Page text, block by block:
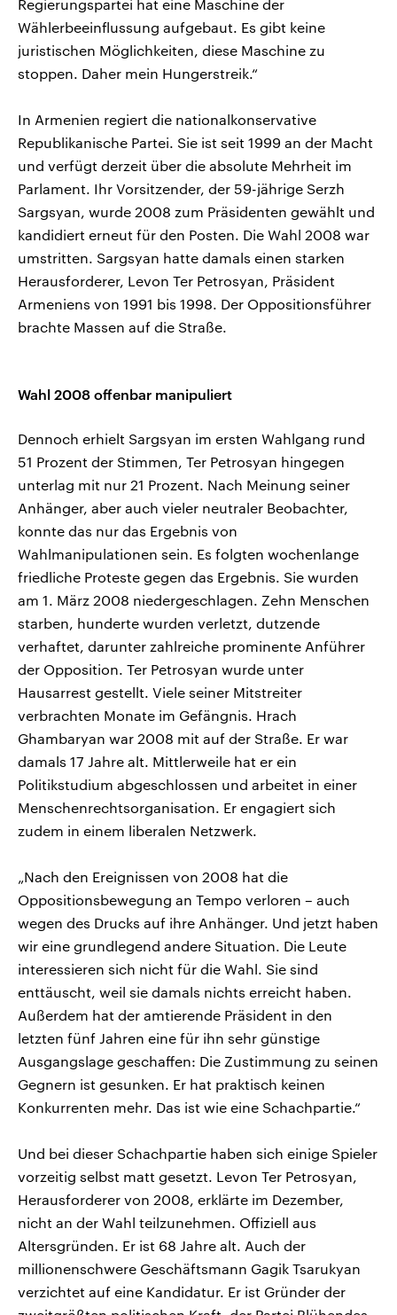
Regierungspartei hat eine Maschine der
Wählerbeeinflussung aufgebaut. Es gibt keine
juristischen Möglichkeiten, diese Maschine zu
stoppen. Daher mein Hungerstreik.“
In Armenien regiert die nationalkonservative
Republikanische Partei. Sie ist seit 1999 an der Macht
und verfügt derzeit über die absolute Mehrheit im
Parlament. Ihr Vorsitzender, der 59-jährige Serzh
Sargsyan, wurde 2008 zum Präsidenten gewählt und
kandidiert erneut für den Posten. Die Wahl 2008 war
umstritten. Sargsyan hatte damals einen starken
Herausforderer, Levon Ter Petrosyan, Präsident
Armeniens von 1991 bis 1998. Der Oppositionsführer
brachte Massen auf die Straße.
Wahl 2008 offenbar manipuliert
Dennoch erhielt Sargsyan im ersten Wahlgang rund
51 Prozent der Stimmen, Ter Petrosyan hingegen
unterlag mit nur 21 Prozent. Nach Meinung seiner
Anhänger, aber auch vieler neutraler Beobachter,
konnte das nur das Ergebnis von
Wahlmanipulationen sein. Es folgten wochenlange
friedliche Proteste gegen das Ergebnis. Sie wurden
am 1. März 2008 niedergeschlagen. Zehn Menschen
starben, hunderte wurden verletzt, dutzende
verhaftet, darunter zahlreiche prominente Anführer
der Opposition. Ter Petrosyan wurde unter
Hausarrest gestellt. Viele seiner Mitstreiter
verbrachten Monate im Gefängnis. Hrach
Ghambaryan war 2008 mit auf der Straße. Er war
damals 17 Jahre alt. Mittlerweile hat er ein
Politikstudium abgeschlossen und arbeitet in einer
Menschenrechtsorganisation. Er engagiert sich
zudem in einem liberalen Netzwerk.
„Nach den Ereignissen von 2008 hat die
Oppositionsbewegung an Tempo verloren – auch
wegen des Drucks auf ihre Anhänger. Und jetzt haben
wir eine grundlegend andere Situation. Die Leute
interessieren sich nicht für die Wahl. Sie sind
enttäuscht, weil sie damals nichts erreicht haben.
Außerdem hat der amtierende Präsident in den
letzten fünf Jahren eine für ihn sehr günstige
Ausgangslage geschaffen: Die Zustimmung zu seinen
Gegnern ist gesunken. Er hat praktisch keinen
Konkurrenten mehr. Das ist wie eine Schachpartie.“
Und bei dieser Schachpartie haben sich einige Spieler
vorzeitig selbst matt gesetzt. Levon Ter Petrosyan,
Herausforderer von 2008, erklärte im Dezember,
nicht an der Wahl teilzunehmen. Offiziell aus
Altersgründen. Er ist 68 Jahre alt. Auch der
millionenschwere Geschäftsmann Gagik Tsarukyan
verzichtet auf eine Kandidatur. Er ist Gründer der